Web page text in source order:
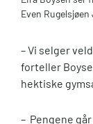
Even
– Vi selger
forteller
hektiske
– Pengene